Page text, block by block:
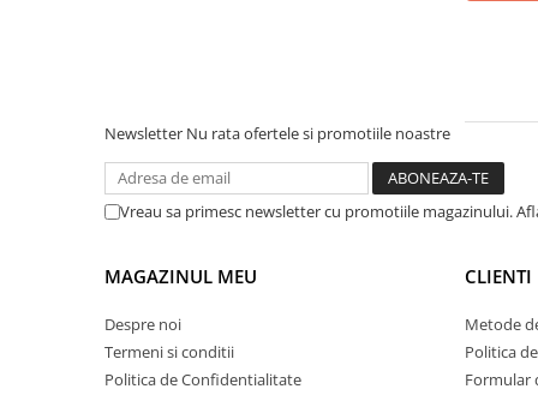
Termoseminee pe peleti/lemn
Robineti calorifer
Newsletter Nu rata ofertele si promotiile noastre
Vreau sa primesc newsletter cu promotiile magazinului.
MAGAZINUL MEU
Despre noi
Termeni si conditii
Politica de Confidentialitate
CLIENTI
Metode
Politica
Formular